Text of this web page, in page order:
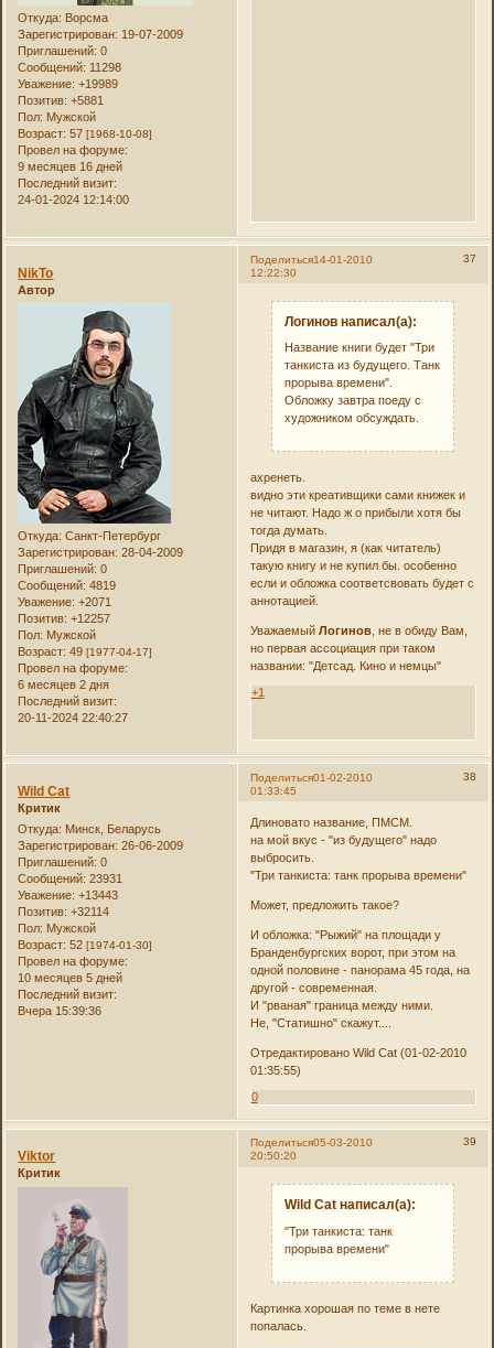
Откуда: Ворсма
Зарегистрирован: 19-07-2009
Приглашений: 0
Сообщений: 11298
Уважение: +19989
Позитив: +5881
Пол: Мужской
Возраст: 57[1968-10-08]
Провел на форуме:
9 месяцев 16 дней
Последний визит:
24-01-2024 12:14:00
Поделиться 37
14-01-2010
12:22:30
NikTo
Автор
Откуда: Санкт-Петербург
Зарегистрирован: 28-04-2009
Приглашений: 0
Сообщений: 4819
Уважение: +2071
Позитив: +12257
Пол: Мужской
Возраст: 49[1977-04-17]
Провел на форуме:
6 месяцев 2 дня
Последний визит:
20-11-2024 22:40:27
Логинов написал(а):
Название книги будет "Три
танкиста из будущего. Танк
прорыва времени".
Обложку завтра поеду с
художником обсуждать.
ахренеть.
видно эти креативщики сами книжек и
не читают. Надо ж о прибыли хотя бы
тогда думать.
Придя в магазин, я (как читатель)
такую книгу и не купил бы. особенно
если и обложка соответсвовать будет с
аннотацией.
Уважаемый Логинов, не в обиду Вам,
но первая ассоциация при таком
названии: "Детсад. Кино и немцы"
+1
Поделиться 38
01-02-2010
01:33:45
Wild Cat
Критик
Откуда: Минск, Беларусь
Зарегистрирован: 26-06-2009
Приглашений: 0
Сообщений: 23931
Уважение: +13443
Позитив: +32114
Пол: Мужской
Возраст: 52[1974-01-30]
Провел на форуме:
10 месяцев 5 дней
Последний визит:
Вчера 15:39:36
Длиновато название, ПМСМ.
на мой вкус - "из будущего" надо
выбросить.
"Три танкиста: танк прорыва времени"
Может, предложить такое?
И обложка: "Рыжий" на площади у
Бранденбургских ворот, при этом на
одной половине - панорама 45 года, на
другой - современная.
И "рваная" граница между ними.
Не, "Статишно" скажут....
Отредактировано Wild Cat (01-02-2010
01:35:55)
0
Поделиться 39
05-03-2010
20:50:20
Viktor
Критик
Wild Cat написал(а):
"Три танкиста: танк
прорыва времени"
Картинка хорошая по теме в нете
попалась.